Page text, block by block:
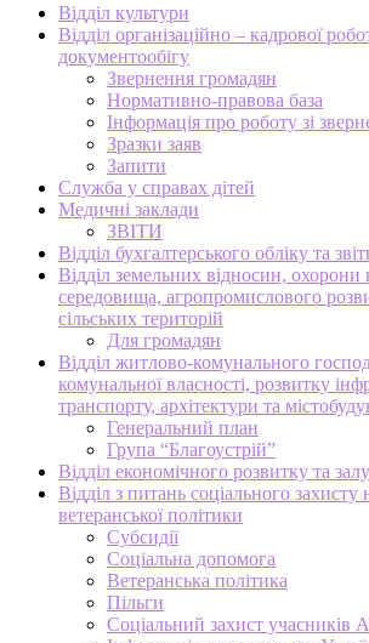
Відділ культури
Відділ організаційно – кадрової
документообігу
Звернення громадян
Нормативно-правова база
Інформація про роботу зі
Зразки заяв
Запити
Служба у справах дітей
Медичні заклади
ЗВІТИ
Відділ бухгалтерського обліку та
Відділ земельних відносин,
середовища, агропромислового
сільських територій
Для громадян
Відділ житлово-комунального
комунальної власності, розвитку
транспорту, архітектури та
Генеральний план
Група “Благоустрій”
Відділ економічного розвитку та
Відділ з питань соціального захисту
ветеранської політики
Субсидії
Соціальна допомога
Ветеранська політика
Пільги
Соціальний захист учасників